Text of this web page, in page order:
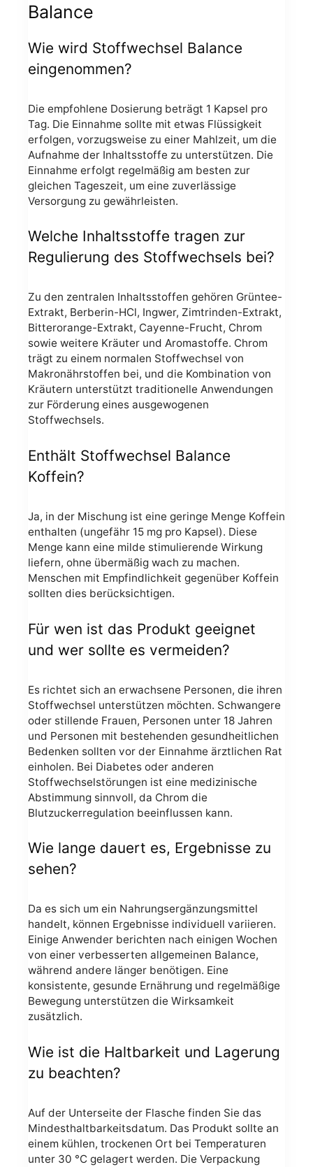
Balance
Wie wird Stoffwechsel Balance
eingenommen?
Die empfohlene Dosierung beträgt 1 Kapsel pro
Tag. Die Einnahme sollte mit etwas Flüssigkeit
erfolgen, vorzugsweise zu einer Mahlzeit, um die
Aufnahme der Inhaltsstoffe zu unterstützen. Die
Einnahme erfolgt regelmäßig am besten zur
gleichen Tageszeit, um eine zuverlässige
Versorgung zu gewährleisten.
Welche Inhaltsstoffe tragen zur
Regulierung des Stoffwechsels bei?
Zu den zentralen Inhaltsstoffen gehören Grüntee-
Extrakt, Berberin-HCl, Ingwer, Zimtrinden-Extrakt,
Bitterorange-Extrakt, Cayenne-Frucht, Chrom
sowie weitere Kräuter und Aromastoffe. Chrom
trägt zu einem normalen Stoffwechsel von
Makronährstoffen bei, und die Kombination von
Kräutern unterstützt traditionelle Anwendungen
zur Förderung eines ausgewogenen
Stoffwechsels.
Enthält Stoffwechsel Balance
Koffein?
Ja, in der Mischung ist eine geringe Menge Koffein
enthalten (ungefähr 15 mg pro Kapsel). Diese
Menge kann eine milde stimulierende Wirkung
liefern, ohne übermäßig wach zu machen.
Menschen mit Empfindlichkeit gegenüber Koffein
sollten dies berücksichtigen.
Für wen ist das Produkt geeignet
und wer sollte es vermeiden?
Es richtet sich an erwachsene Personen, die ihren
Stoffwechsel unterstützen möchten. Schwangere
oder stillende Frauen, Personen unter 18 Jahren
und Personen mit bestehenden gesundheitlichen
Bedenken sollten vor der Einnahme ärztlichen Rat
einholen. Bei Diabetes oder anderen
Stoffwechselstörungen ist eine medizinische
Abstimmung sinnvoll, da Chrom die
Blutzuckerregulation beeinflussen kann.
Wie lange dauert es, Ergebnisse zu
sehen?
Da es sich um ein Nahrungsergänzungsmittel
handelt, können Ergebnisse individuell variieren.
Einige Anwender berichten nach einigen Wochen
von einer verbesserten allgemeinen Balance,
während andere länger benötigen. Eine
konsistente, gesunde Ernährung und regelmäßige
Bewegung unterstützen die Wirksamkeit
zusätzlich.
Wie ist die Haltbarkeit und Lagerung
zu beachten?
Auf der Unterseite der Flasche finden Sie das
Mindesthaltbarkeitsdatum. Das Produkt sollte an
einem kühlen, trockenen Ort bei Temperaturen
unter 30 °C gelagert werden. Die Verpackung